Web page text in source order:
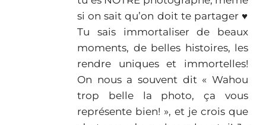
si on sait qu’on doit te partager ♥︎
Tu sais immortaliser de beaux
moments, de belles histoires, les
rendre uniques et immortelles!
On nous a souvent dit « Wahou
trop belle la photo, ça vous
représente bien! », et je crois que